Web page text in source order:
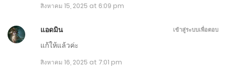
ตอนที่ 651-660
สิงหาคม 15, 2025 at 6:09 pm
แอดมิน
แก้ให้แล้วค่ะ
สิงหาคม 16, 2025 at 7:01 pm
เข้าสู่ระบบเพื่อตอบ